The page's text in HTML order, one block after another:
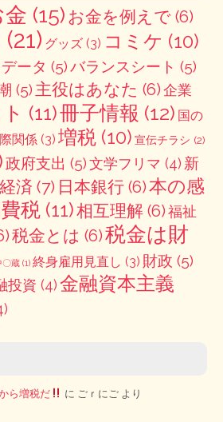
金 (15) お金を例えで (6)
(21) グッズ (3) コミケ (10)
データ (5)バランスシート (5)
(5) 主役はあなた (6)企業
(11)冊子情報 (12) 国の
関係 (3) 増税 (10) 宣伝チラシ (2)
政府支出 (5)文学フリマ (4) 新
済 (7) 日本銀行 (6)本の感
税 (11)相互理解 (6)福祉
税金とは (6)税金は財
〇蔵 (1) 終身雇用見直し (3) 財政 (5)
投資 (4)金融資本主義
ら増税だ に ごｒにご より